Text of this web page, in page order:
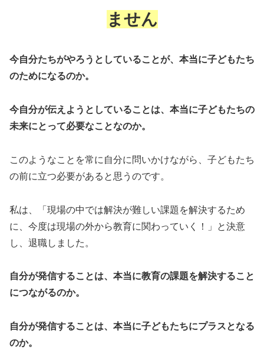
ません
今自分たちがやろうとしていることが、本当に子どもたち
のためになるのか。
今自分が伝えようとしていることは、本当に子どもたちの
未来にとって必要なことなのか。
このようなことを常に自分に問いかけながら、子どもたち
の前に立つ必要があると思うのです。
私は、「現場の中では解決が難しい課題を解決するため
に、今度は現場の外から教育に関わっていく！」と決意
し、退職しました。
自分が発信することは、本当に教育の課題を解決すること
につながるのか。
自分が発信することは、本当に子どもたちにプラスとなる
のか。